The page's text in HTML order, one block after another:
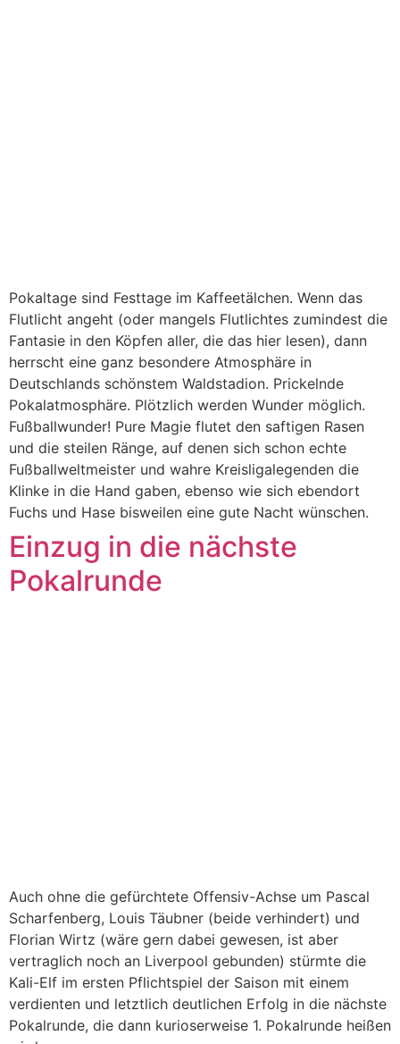
Pokaltage sind Festtage im Kaffeetälchen. Wenn das
Flutlicht angeht (oder mangels Flutlichtes zumindest die
Fantasie in den Köpfen aller, die das hier lesen), dann
herrscht eine ganz besondere Atmosphäre in
Deutschlands schönstem Waldstadion. Prickelnde
Pokalatmosphäre. Plötzlich werden Wunder möglich.
Fußballwunder! Pure Magie flutet den saftigen Rasen
und die steilen Ränge, auf denen sich schon echte
Fußballweltmeister und wahre Kreisligalegenden die
Klinke in die Hand gaben, ebenso wie sich ebendort
Fuchs und Hase bisweilen eine gute Nacht wünschen.
Einzug in die nächste
Pokalrunde
Auch ohne die gefürchtete Offensiv-Achse um Pascal
Scharfenberg, Louis Täubner (beide verhindert) und
Florian Wirtz (wäre gern dabei gewesen, ist aber
vertraglich noch an Liverpool gebunden) stürmte die
Kali-Elf im ersten Pflichtspiel der Saison mit einem
verdienten und letztlich deutlichen Erfolg in die nächste
Pokalrunde, die dann kurioserweise 1. Pokalrunde heißen